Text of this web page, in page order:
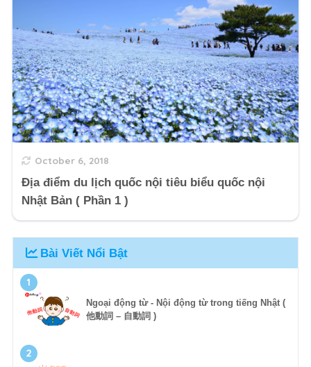
October 6, 2018
Địa điểm du lịch quốc nội tiêu biểu quốc nội
Nhật Bản ( Phần 1 )
Bài Viết Nổi Bật
1
Ngoại động từ - Nội động từ trong tiếng Nhật (
他動詞 – 自動詞 )
2